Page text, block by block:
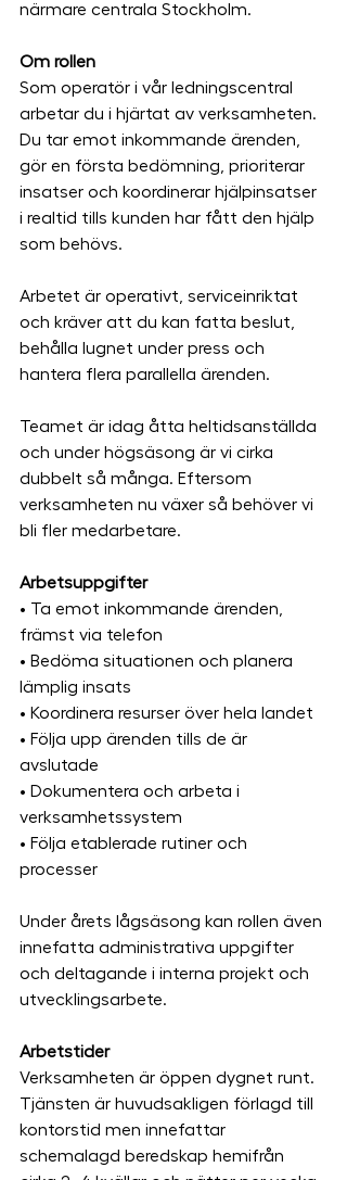
närmare centrala Stockholm.
Om rollen
Som operatör i vår ledningscentral
arbetar du i hjärtat av verksamheten.
Du tar emot inkommande ärenden,
gör en första bedömning, prioriterar
insatser och koordinerar hjälpinsatser
i realtid tills kunden har fått den hjälp
som behövs.
Arbetet är operativt, serviceinriktat
och kräver att du kan fatta beslut,
behålla lugnet under press och
hantera flera parallella ärenden.
Teamet är idag åtta heltidsanställda
och under högsäsong är vi cirka
dubbelt så många. Eftersom
verksamheten nu växer så behöver vi
bli fler medarbetare.
Arbetsuppgifter
• Ta emot inkommande ärenden,
främst via telefon
• Bedöma situationen och planera
lämplig insats
• Koordinera resurser över hela landet
• Följa upp ärenden tills de är
avslutade
• Dokumentera och arbeta i
verksamhetssystem
• Följa etablerade rutiner och
processer
Under årets lågsäsong kan rollen även
innefatta administrativa uppgifter
och deltagande i interna projekt och
utvecklingsarbete.
Arbetstider
Verksamheten är öppen dygnet runt.
Tjänsten är huvudsakligen förlagd till
kontorstid men innefattar
schemalagd beredskap hemifrån